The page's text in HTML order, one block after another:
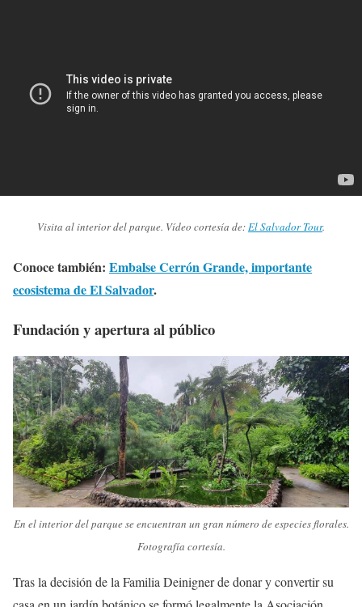
Visita al interior del parque. Vídeo cortesía de:El Salvador Tour.
Conoce también: Embalse Cerrón Grande, importante
ecosistema de El Salvador.
Fundación y apertura al público
En el interior del parque se encuentran un gran número de especies florales.
Fotografía cortesía.
Tras la decisión de la Familia Deinigner de donar y convertir su